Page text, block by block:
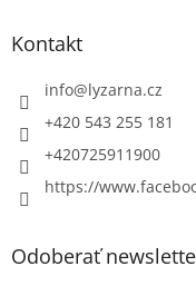
Kontakt
info@lyzarna.cz
+420 543 255 181
+420725911900
https://
Odoberať